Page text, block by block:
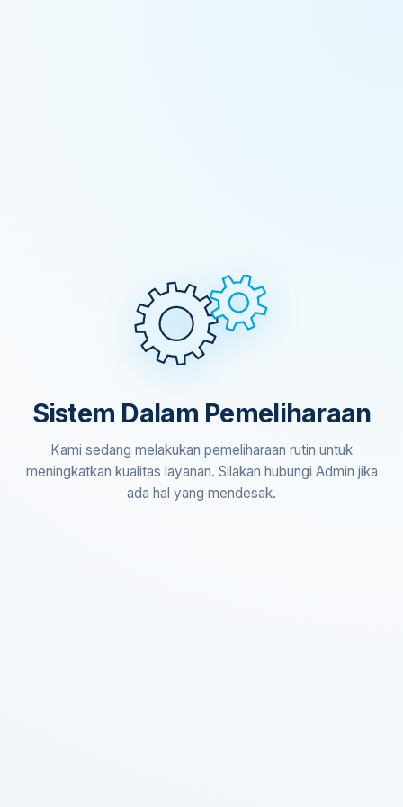
Sistem Dalam Pemeliharaan
Kami sedang melakukan pemeliharaan rutin untuk
meningkatkan kualitas layanan. Silakan hubungi Admin jika
ada hal yang mendesak.